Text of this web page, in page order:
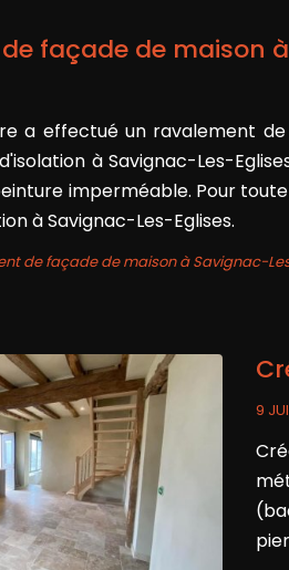
façade de maison
a effectué un ravalement
à Savignac-Les-
imperméable. Pour
à Savignac-Les-Eglises.
de façade de maison à Savignac-
9